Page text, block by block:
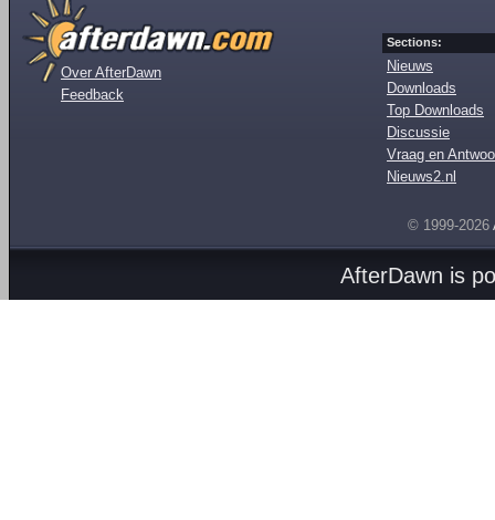
Over AfterDawn
Feedback
Sections:
Nieuws
Downloads
Top Downloads
Discussie
Vraag en
Nieuws2.nl
© 1999-2026
AfterDawn is